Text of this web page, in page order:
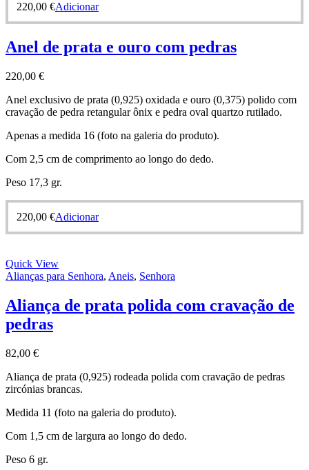
220,00 €Adicionar
Anel de prata e ouro com pedras
220,00 €
Anel exclusivo de prata (0,925) oxidada e ouro (0,375) polido com
cravação de pedra retangular ônix e pedra oval quartzo rutilado.
Apenas a medida 16 (foto na galeria do produto).
Com 2,5 cm de comprimento ao longo do dedo.
Peso 17,3 gr.
220,00 €Adicionar
Quick View
Alianças para Senhora, Aneis, Senhora
Aliança de prata polida com cravação de
pedras
82,00 €
Aliança de prata (0,925) rodeada polida com cravação de pedras
zircónias brancas.
Medida 11 (foto na galeria do produto).
Com 1,5 cm de largura ao longo do dedo.
Peso 6 gr.